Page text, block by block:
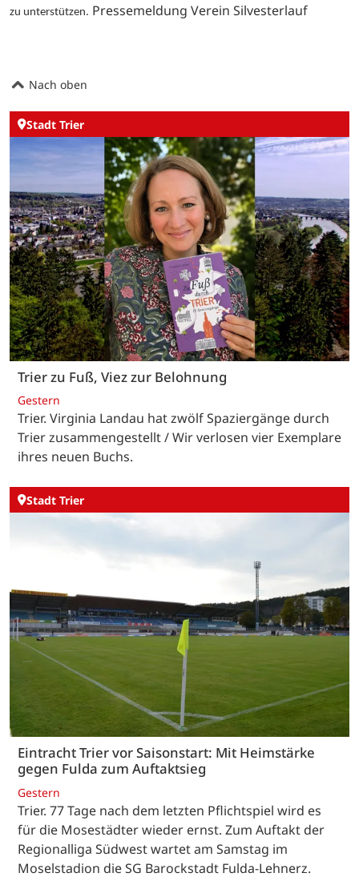
zu unterstützen. Pressemeldung Verein Silvesterlauf
Nach oben
Stadt Trier
Trier zu Fuß, Viez zur Belohnung
Gestern
Trier. Virginia Landau hat zwölf Spaziergänge durch
Trier zusammengestellt / Wir verlosen vier Exemplare
ihres neuen Buchs.
Stadt Trier
Eintracht Trier vor Saisonstart: Mit Heimstärke
gegen Fulda zum Auftaktsieg
Gestern
Trier. 77 Tage nach dem letzten Pflichtspiel wird es
für die Mosestädter wieder ernst. Zum Auftakt der
Regionalliga Südwest wartet am Samstag im
Moselstadion die SG Barockstadt Fulda-Lehnerz.